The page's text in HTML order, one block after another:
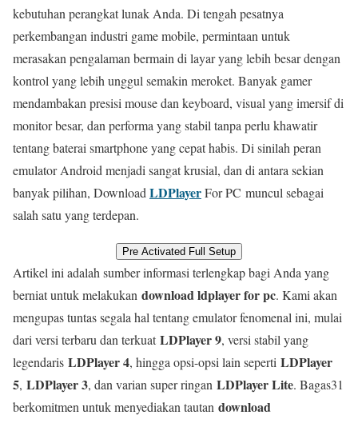
kebutuhan perangkat lunak Anda. Di tengah pesatnya
perkembangan industri game mobile, permintaan untuk
merasakan pengalaman bermain di layar yang lebih besar dengan
kontrol yang lebih unggul semakin meroket. Banyak gamer
mendambakan presisi mouse dan keyboard, visual yang imersif di
monitor besar, dan performa yang stabil tanpa perlu khawatir
tentang baterai smartphone yang cepat habis. Di sinilah peran
emulator Android menjadi sangat krusial, dan di antara sekian
banyak pilihan, Download LDPlayerFor PC muncul sebagai
salah satu yang terdepan.
Pre Activated Full Setup
Artikel ini adalah sumber informasi terlengkap bagi Anda yang
berniat untuk melakukan download ldplayer for pc. Kami akan
mengupas tuntas segala hal tentang emulator fenomenal ini, mulai
dari versi terbaru dan terkuatLDPlayer 9, versi stabil yang
legendaris LDPlayer 4, hingga opsi-opsi lain seperti LDPlayer
5, LDPlayer 3, dan varian super ringan LDPlayer Lite. Bagas31
berkomitmen untuk menyediakan tautan download